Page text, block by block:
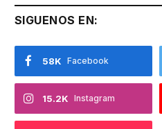
SIGUENOS EN:
Facebook
58K
Instagram
15.2K